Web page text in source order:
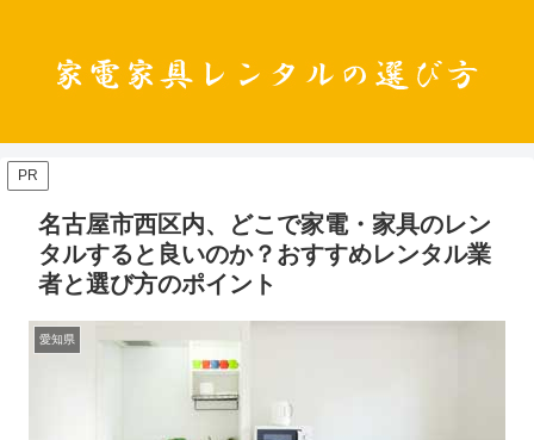
PR
名古屋市西区内、どこで家電・家具のレン
タルすると良いのか？おすすめレンタル業
者と選び方のポイント
愛知県